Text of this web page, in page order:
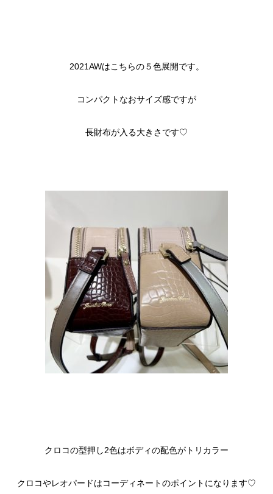
2021AWはこちらの５色展開です。
コンパクトなおサイズ感ですが
長財布が入る大きさです♡
クロコの型押し2色はボディの配色がトリカラー
クロコやレオパードはコーディネートのポイントになります♡